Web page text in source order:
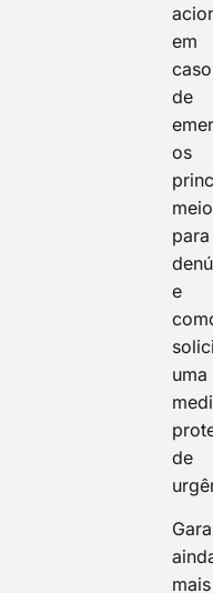
em
caso
de
os
para
e
uma
de
mais